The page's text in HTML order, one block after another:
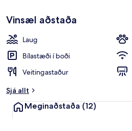
uppáhaldi
hjá
gestum
p
p
e
n
n
Vinsæl aðstaða
Laug
Bílastæði í boði
Veitingastaður
Sjá allt
Meginaðstaða (12)